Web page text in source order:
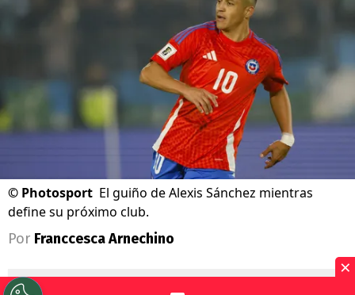
© Photosport El guiño de Alexis Sánchez mientras
define su próximo club.
Por Franccesca Arnechino
×